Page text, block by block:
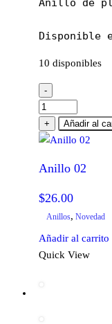
Anillo de
Disponible
10 disponibles
-
Anillo
02
cantidad
+ Añadir al
Anillo 02
$26.00
Anillos, Novedad
Añadir al carrito
Quick View